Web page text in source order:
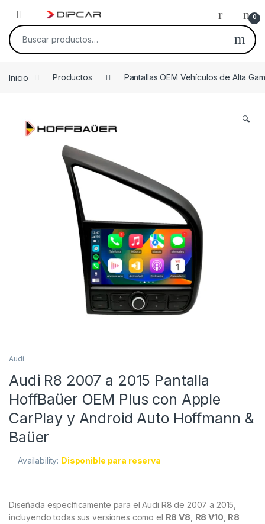
0
Buscar por:
Inicio Productos Pantallas OEM Vehículos de Alta
🔍
Audi
Audi R8 2007 a 2015 Pantalla
HoffBaüer OEM Plus con Apple
CarPlay y Android Auto Hoffmann &
Baüer
Availability: Disponible para reserva
Diseñada específicamente para el Audi R8 de 2007 a 2015,
incluyendo todas sus versiones como el R8 V8, R8 V10, R8